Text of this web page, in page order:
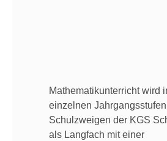
Mathematikunterricht wird
einzelnen
Schulzweigen der KGS
als Langfach mit einer